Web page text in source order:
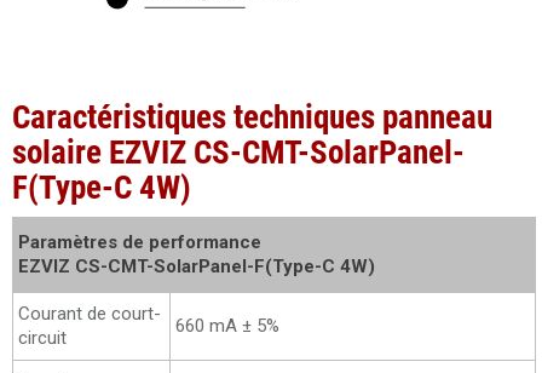
Caractéristiques techniques panneau
solaire EZVIZ CS-CMT-SolarPanel-
F(Type-C 4W)
Paramètres de performance
EZVIZ CS-CMT-SolarPanel-F(Type-C 4W)
Courant de court-
circuit
660 mA ± 5%